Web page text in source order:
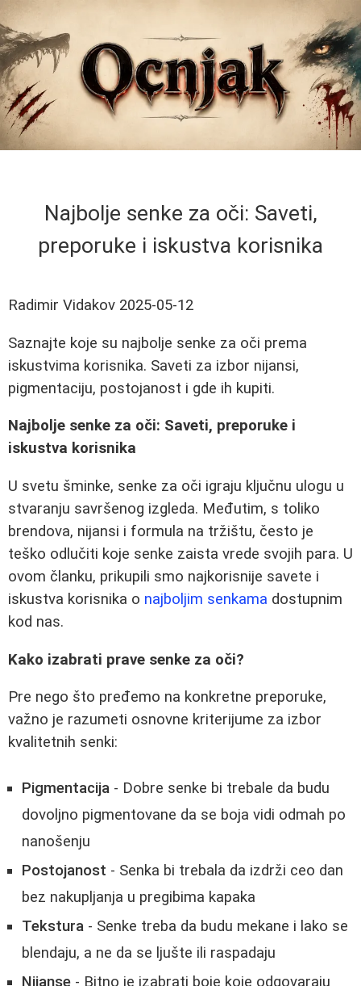
Najbolje senke za oči: Saveti,
preporuke i iskustva korisnika
Radimir Vidakov 2025-05-12
Saznajte koje su najbolje senke za oči prema
iskustvima korisnika. Saveti za izbor nijansi,
pigmentaciju, postojanost i gde ih kupiti.
Najbolje senke za oči: Saveti, preporuke i
iskustva korisnika
U svetu šminke, senke za oči igraju ključnu ulogu u
stvaranju savršenog izgleda. Međutim, s toliko
brendova, nijansi i formula na tržištu, često je
teško odlučiti koje senke zaista vrede svojih para. U
ovom članku, prikupili smo najkorisnije savete i
iskustva korisnika o najboljim senkama dostupnim
kod nas.
Kako izabrati prave senke za oči?
Pre nego što pređemo na konkretne preporuke,
važno je razumeti osnovne kriterijume za izbor
kvalitetnih senki:
Pigmentacija - Dobre senke bi trebale da budu
dovoljno pigmentovane da se boja vidi odmah po
nanošenju
Postojanost - Senka bi trebala da izdrži ceo dan
bez nakupljanja u pregibima kapaka
Tekstura - Senke treba da budu mekane i lako se
blendaju, a ne da se ljušte ili raspadaju
Nijanse - Bitno je izabrati boje koje odgovaraju